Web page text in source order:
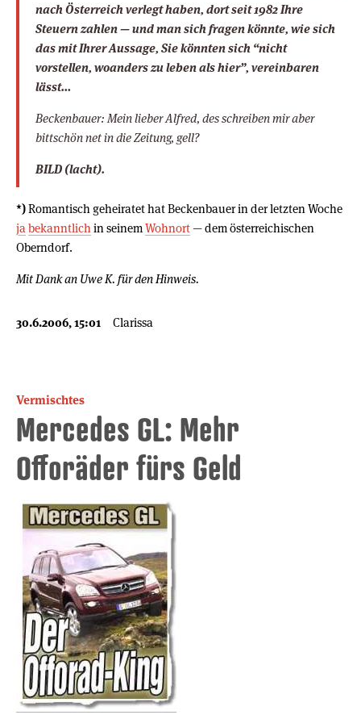
nach Österreich verlegt haben, dort seit 1982 Ihre
Steuern zahlen — und man sich fragen könnte, wie sich
das mit Ihrer Aussage, Sie könnten sich “nicht
vorstellen, woanders zu leben als hier”, vereinbaren
lässt…
Beckenbauer: Mein lieber Alfred, des schreiben mir aber
bittschön net in die Zeitung, gell?
BILD (lacht).
*)Romantisch geheiratet hat Beckenbauer in der letzten Woche
ja bekanntlich in seinemWohnort— dem österreichischen
Oberndorf.
Mit Dank an Uwe K. für den Hinweis.
30.6.2006, 15:01 Clarissa
Vermischtes
Mercedes GL: Mehr
Offoräder fürs Geld